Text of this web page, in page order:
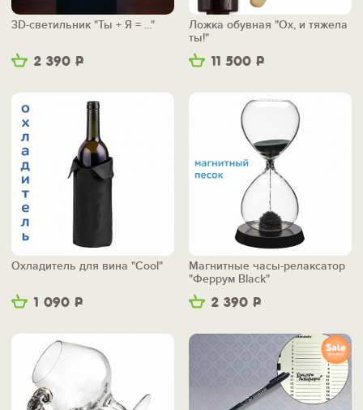
2 390 Р
3D-светильник "Ты + Я = ..."
11 500 Р
Ложка обувная "Ох, и тяжела
ты!"
1 090 Р
Охладитель для вина "Cool"
2 390 Р
Магнитные часы-релаксатор
"Феррум Black"